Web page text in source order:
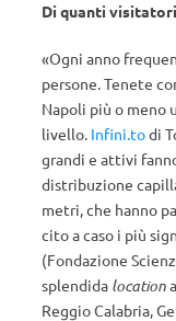
Di quanti
«Ogni anno
persone. Tenete
Napoli più o meno
livello. Infini.todi
grandi e attivi
distribuzione
metri, che hanno
cito a caso i più
(Fondazione
splendida location
Reggio Calabria,